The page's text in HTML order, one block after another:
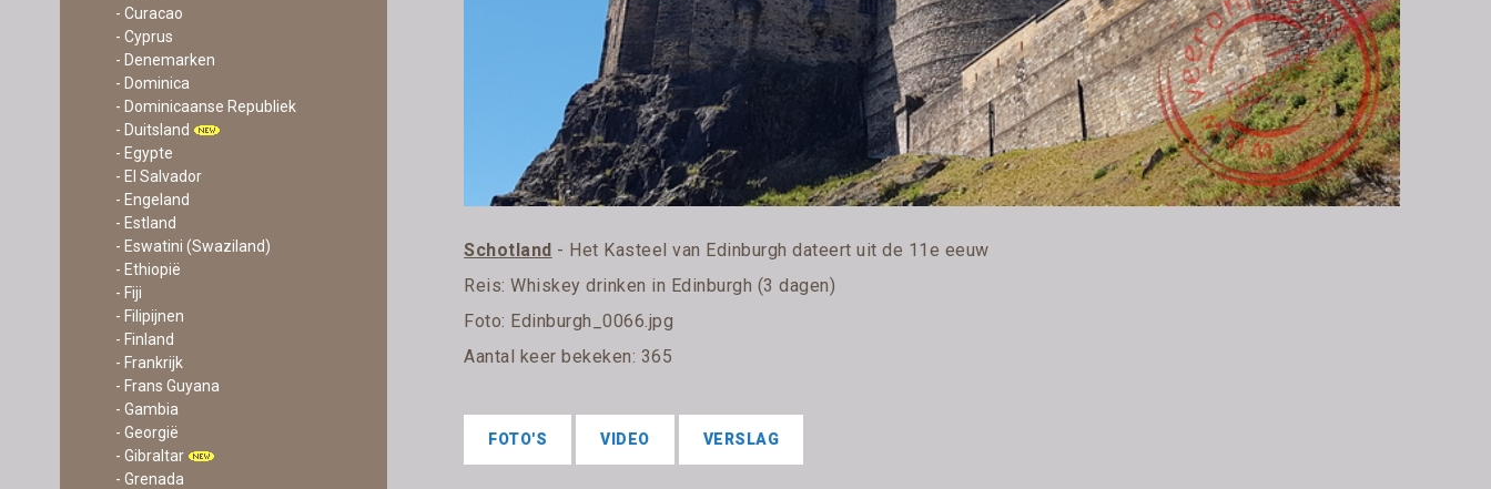
- Curacao
- Cyprus
- Denemarken
- Dominica
- Dominicaanse Republiek
- Duitsland
- Egypte
- El Salvador
- Engeland
- Estland
- Eswatini (Swaziland)
- Ethiopië
- Fiji
- Filipijnen
- Finland
- Frankrijk
- Frans Guyana
- Gambia
- Georgië
- Gibraltar
- Grenada
Schotland - Het Kasteel van Edinburgh dateert uit de 11e eeuw
Reis:Whiskey drinken in Edinburgh (3 dagen)
Foto: Edinburgh_0066.jpg
Aantal keer bekeken: 365
FOTO'S VIDEO VERSLAG